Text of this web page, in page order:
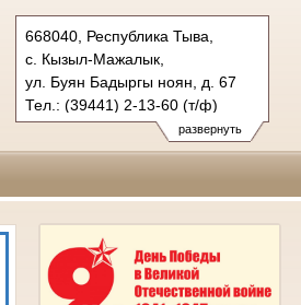
развернуть
668040, Республика Тыва,
с. Кызыл-Мажалык,
ул. Буян Бадыргы ноян, д. 67
Тел.: (39441) 2-13-60 (т/ф)
barun-hemchikskiy.tva@sudrf.ru
показать на карте